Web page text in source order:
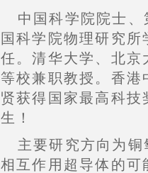
中国科学院院士
国科学院物理研究
任。清华大学、北
等校兼职教授。香
贤获得国家最高科
生！
主要研究方向为
相互作用超导体的